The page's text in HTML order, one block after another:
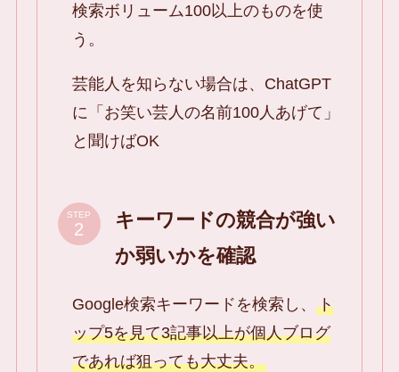
検索ボリューム100以上のものを使
う。
芸能人を知らない場合は、ChatGPT
に「お笑い芸人の名前100人あげて」
と聞けばOK
STEP
キーワードの競合が強い
か弱いかを確認
Google検索キーワードを検索し、 ト
ップ5を見て3記事以上が個人ブログ
であれば狙っても大丈夫。